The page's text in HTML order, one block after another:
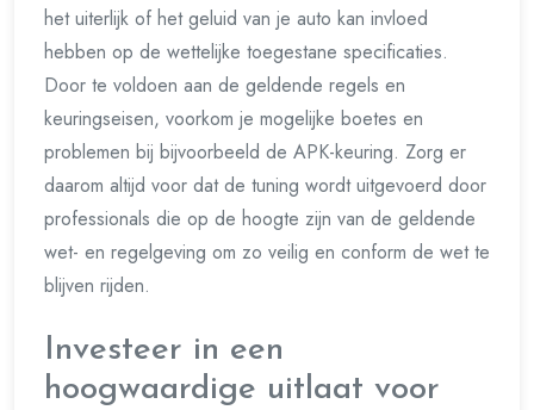
het uiterlijk of het geluid van je auto kan invloed
hebben op de wettelijke toegestane specificaties.
Door te voldoen aan de geldende regels en
keuringseisen, voorkom je mogelijke boetes en
problemen bij bijvoorbeeld de APK-keuring. Zorg er
daarom altijd voor dat de tuning wordt uitgevoerd door
professionals die op de hoogte zijn van de geldende
wet- en regelgeving om zo veilig en conform de wet te
blijven rijden.
Investeer in een
hoogwaardige uitlaat voor